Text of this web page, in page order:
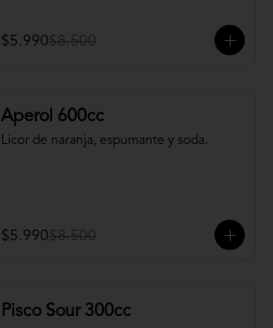
$5.990$8.500
Aperol 600cc
Licor de naranja, espumante y soda.
$5.990$8.500
Pisco Sour 300cc